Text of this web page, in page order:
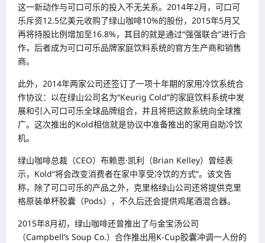
这一新动作与可口可乐的投入不无关系。2014年2月，可口可
乐斥资12.5亿美元收购了绿山咖啡10%的股份，2015年5月又
再将持股比例增加至16.8%，其目的就是通过“强强联合”进行合
作，后者成为可口可乐品牌家庭饮料系统的官方生产商和销售
商。
此外，2014年两家公司还签订了一项十年期的家用冷饮系统合
作协议：以在绿山公司名为“Keurig Cold”的家庭饮料系统中发
展和引入可口可乐全球品牌组合，并且将把这款系统向全球推
广。这次推出的Kold相信就是协议中准备推出的家用自助冷饮
机。
绿山咖啡总裁（CEO）布赖恩·凯利（Brian Kelley）曾经表
示，Kold“将会改变消费者在家中享受冷饮的方式”。该文告
称，除了可口可乐的产品之外，克里格绿山公司还将提供克里
格原装单杯胶囊（Pods），不久后还会提供鸡尾酒混合器。
2015年8月初，绿山咖啡还曾推出了与金宝汤公司
（Campbell’s Soup Co.）合作推出用K-Cup胶囊冲调一人份的